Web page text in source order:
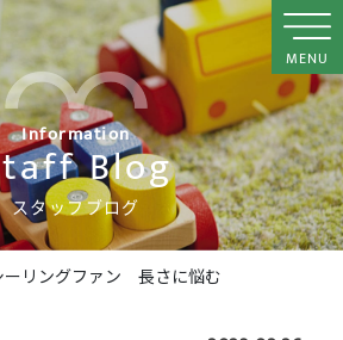
MENU
Information
Blog
スタッフブログ
ーリングファン 長さに悩む